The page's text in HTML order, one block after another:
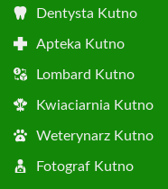
Dentysta Kutno
Apteka Kutno
Lombard Kutno
Kwiaciarnia Kutno
Weterynarz Kutno
Fotograf Kutno